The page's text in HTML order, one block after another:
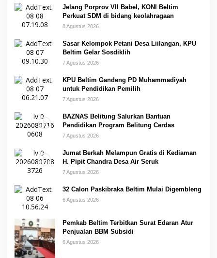
Jelang Porprov VII Babel, KONI Beltim
Perkuat SDM di bidang keolahragaan
8 Agustus 2026
Sasar Kelompok Petani Desa Liilangan, KPU
Beltim Gelar Sosdiklih
7 Agustus 2026
KPU Beltim Gandeng PD Muhammadiyah
untuk Pendidikan Pemilih
7 Agustus 2026
BAZNAS Belitung Salurkan Bantuan
Pendidikan Program Belitung Cerdas
7 Agustus 2026
Jumat Berkah Melampun Gratis di Kediaman
H. Pipit Chandra Desa Air Seruk
7 Agustus 2026
32 Calon Paskibraka Beltim Mulai Digembleng
6 Agustus 2026
Pemkab Beltim Terbitkan Surat Edaran Atur
Penjualan BBM Subsidi
6 Agustus 2026